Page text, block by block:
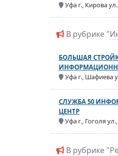
Уфа г., Кирова
В рубрике "
БОЛЬШАЯ
Уфа г., Шафиева
СЛУЖБА 50
ЦЕНТР
Уфа г., Гоголя
В рубрике "